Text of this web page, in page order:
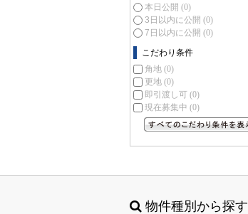
本日公開 (0)
3日以内に公開 (0)
7日以内に公開 (0)
こだわり条件
角地 (0)
更地 (0)
即引渡し可 (0)
現在募集中 (0)
物件種別から探す